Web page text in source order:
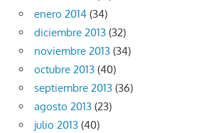
enero 2014 (34)
diciembre 2013 (32)
noviembre 2013 (34)
octubre 2013 (40)
septiembre 2013 (36)
agosto 2013 (23)
julio 2013 (40)